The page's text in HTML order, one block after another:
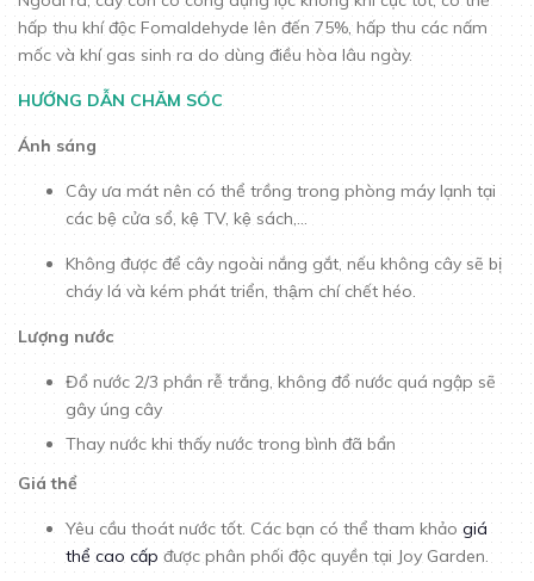
hấp thu khí độc Fomaldehyde lên đến 75%, hấp thu các nấm
mốc và khí gas sinh ra do dùng điều hòa lâu ngày.
HƯỚNG DẪN CHĂM SÓC
Ánh sáng
Cây ưa mát nên có thể trồng trong phòng máy lạnh tại
các bệ cửa sổ, kệ TV, kệ sách,...
Không được để cây ngoài nắng gắt, nếu không cây sẽ bị
cháy lá và kém phát triển, thậm chí chết héo.
Lượng nước
Đổ nước 2/3 phần rễ trắng, không đổ nước quá ngập sẽ
gây úng cây
Thay nước khi thấy nước trong bình đã bẩn
Giá thể
Yêu cầu thoát nước tốt. Các bạn có thể tham khảogiá
thể cao cấp được phân phối độc quyền tại Joy Garden.